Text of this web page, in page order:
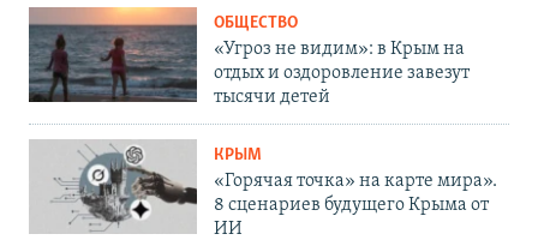
ОБЩЕСТВО
«Угроз не видим»: в Крым на
отдых и оздоровление завезут
тысячи детей
КРЫМ
«Горячая точка» на карте мира».
8 сценариев будущего Крыма от
ИИ